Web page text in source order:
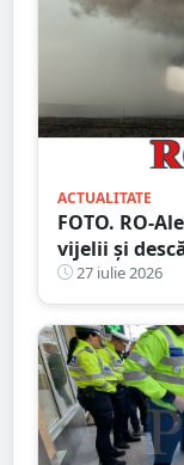
ACTUALITATE
FOTO. RO-
vijelii și
localităților
27 iulie 2026